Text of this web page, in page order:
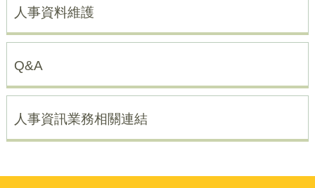
人事資料維護
Q&A
人事資訊業務相關連結